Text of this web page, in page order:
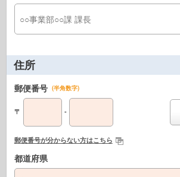
住所
郵便番号 (半角数字)
〒 -
郵便番号が分からない方はこちら
都道府県